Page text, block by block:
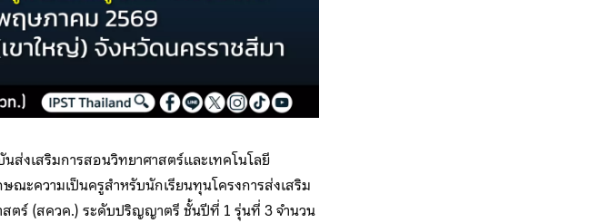
ส่งเสริมการสอนวิทยาศาสตร์และเทคโนโลยี
ะความเป็นครูสำหรับนักเรียนทุนโครงการส่งเสริม
ตร์ (สควค.) ระดับปริญญาตรี ชั้นปีที่ 1 รุ่นที่ 3 จำนวน